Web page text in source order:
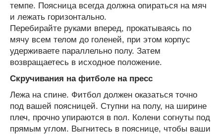
темпе. Поясница всегда должна опираться на мяч
и лежать горизонтально.
Перебирайте руками вперед, прокатываясь по
мячу всем телом до голеней, при этом корпус
удерживаете параллельно полу. Затем
возвращаетесь в исходное положение.
Скручивания на фитболе на пресс
Лежа на спине. Фитбол должен оказаться точно
под вашей поясницей. Ступни на полу, на ширине
плеч, прочно упираются в пол. Колени согнуты под
прямым углом. Выгнитесь в пояснице, чтобы ваши